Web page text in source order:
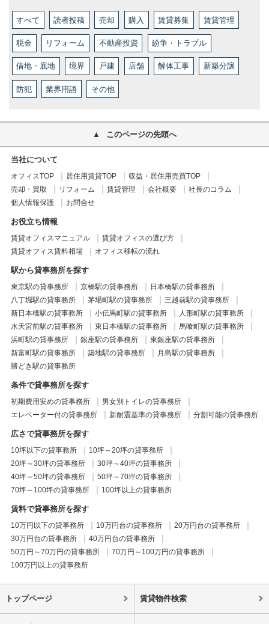
すべて 読者投稿 売却 購入 賃貸募集 賃貸管理
税金 リフォーム 不動産投資 紛争・トラブル
借地・底地 境界 戸建 店舗 解体工事 新築分譲
防犯 業界用語 その他
このページの先頭へ
当社について
オフィスTOP 居住用賃貸TOP
収益・居住用売買TOP
売却・買取
リフォーム 賃貸管理 会社概要
社長のコラム
個人情報保護
お問合せ
お役立ち情報
賃貸オフィスマニュアル
賃貸オフィスの選び方
賃貸オフィス賃料相場
オフィス移転の流れ
駅から貸事務所を探す
東京駅の貸事務所 京橋駅の貸事務所
日本橋駅の貸事務所
八丁堀駅の貸事務所
茅場町駅の貸事務所
三越前駅の貸事務所
新日本橋駅の貸事務所
小伝馬町駅の貸事務所
人形町駅の貸事務所
水天宮前駅の貸事務所
東日本橋駅の貸事務所
馬喰町駅の貸事務所
浜町駅の貸事務所
銀座駅の貸事務所
東銀座駅の貸事務所
新富町駅の貸事務所
築地駅の貸事務所
月島駅の貸事務所
勝どき駅の貸事務所
条件で貸事務所を探す
初期費用安めの貸事務所
男女別トイレの貸事務所
エレベーター付の貸事務所
新耐震基準の貸事務所 分割可能の貸事務所
広さで貸事務所を探す
10坪以下の貸事務所
10坪～20坪の貸事務所
20坪～30坪の貸事務所
30坪～40坪の貸事務所
40坪～50坪の貸事務所
50坪～70坪の貸事務所
70坪～100坪の貸事務所
100坪以上の貸事務所
賃料で貸事務所を探す
10万円以下の貸事務所 10万円台の貸事務所
20万円台の貸事務所
30万円台の貸事務所
40万円台の貸事務所
50万円～70万円の貸事務所
70万円～100万円の貸事務所
100万円以上の貸事務所
トップページ 賃貸物件検索